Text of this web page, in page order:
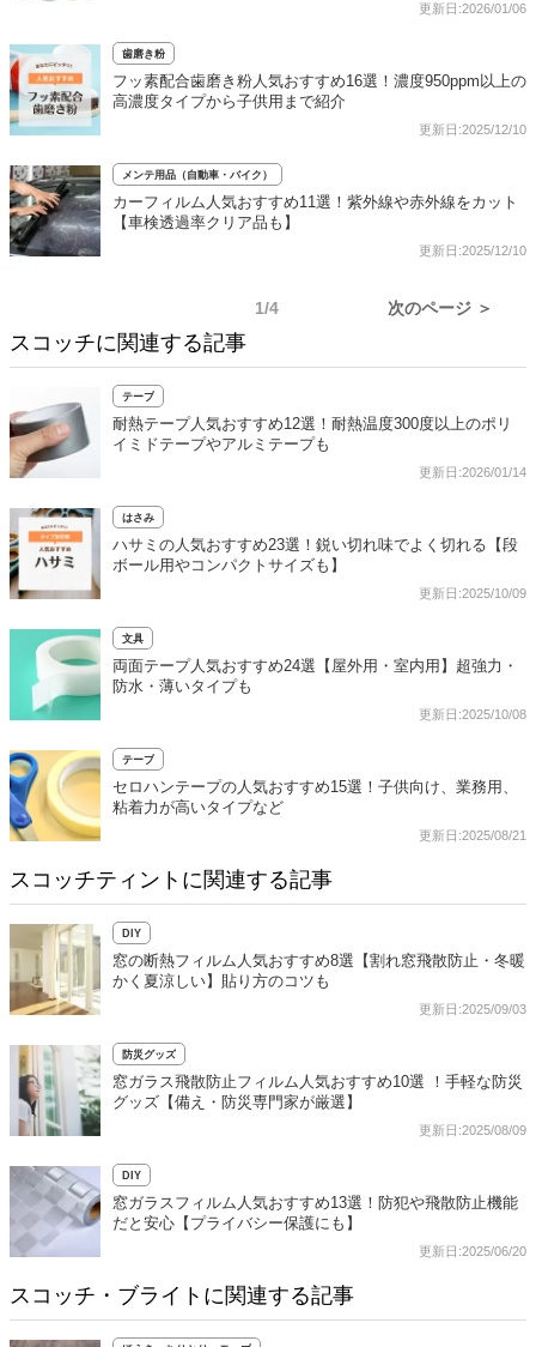
更新日:2026/01/06
歯磨き粉
フッ素配合歯磨き粉人気おすすめ16選！濃度950ppm以上の
高濃度タイプから子供用まで紹介
更新日:2025/12/10
メンテ用品（自動車・バイク）
カーフィルム人気おすすめ11選！紫外線や赤外線をカット
【車検透過率クリア品も】
更新日:2025/12/10
1/4 次のページ ＞
スコッチに関連する記事
テープ
耐熱テープ人気おすすめ12選！耐熱温度300度以上のポリ
イミドテープやアルミテープも
更新日:2026/01/14
はさみ
ハサミの人気おすすめ23選！鋭い切れ味でよく切れる【段
ボール用やコンパクトサイズも】
更新日:2025/10/09
文具
両面テープ人気おすすめ24選【屋外用・室内用】超強力・
防水・薄いタイプも
更新日:2025/10/08
テープ
セロハンテープの人気おすすめ15選！子供向け、業務用、
粘着力が高いタイプなど
更新日:2025/08/21
スコッチティントに関連する記事
DIY
窓の断熱フィルム人気おすすめ8選【割れ窓飛散防止・冬暖
かく夏涼しい】貼り方のコツも
更新日:2025/09/03
防災グッズ
窓ガラス飛散防止フィルム人気おすすめ10選 ！手軽な防災
グッズ【備え・防災専門家が厳選】
更新日:2025/08/09
DIY
窓ガラスフィルム人気おすすめ13選！防犯や飛散防止機能
だと安心【プライバシー保護にも】
更新日:2025/06/20
スコッチ・ブライトに関連する記事